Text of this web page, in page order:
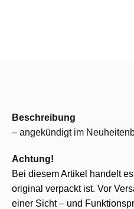
Beschreibung
– angekündigt im
Achtung!
Bei diesem Artikel handelt
original verpackt ist. Vor
einer Sicht – und